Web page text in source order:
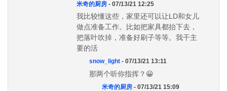
米奇的厨房 - 07/13/21 12:25
我比较懂这些，家里还可以让LD和女儿
做点准备工作。比如把家具都抬下去，
把落叶吹掉，准备好刷子等等。我干主
要的活
snow_light - 07/13/21 13:11
那两个听你指挥？😀
米奇的厨房 - 07/13/21 15:09